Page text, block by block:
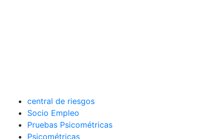
central de riesgos
Socio Empleo
Pruebas Psicométricas
Psicométricas